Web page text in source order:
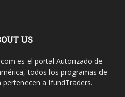
US
es el portal Autorizado de
todos los programas de
a IfundTraders.